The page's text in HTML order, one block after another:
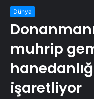
Dünya
muhrip
işaretliyor